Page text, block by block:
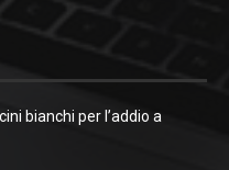
bianchi per l’addio a